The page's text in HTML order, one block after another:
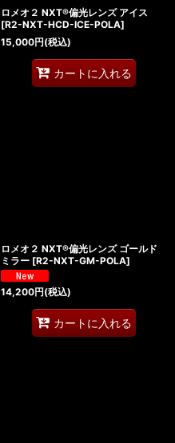
ロメオ２ NXT®偏光レンズ アイス
[R2-NXT-HCD-ICE-POLA]
15,000円(税込)
カートに入れる
ロメオ２ NXT®偏光レンズ ゴールド
ミラー [R2-NXT-GM-POLA]
14,200円(税込)
カートに入れる